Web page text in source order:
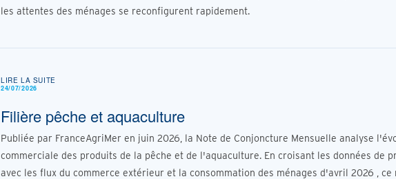
les attentes des ménages se reconfigurent rapidement.
LIRE LA SUITE
24/07/2026
Filière pêche et aquaculture
Publiée par FranceAgriMer en juin 2026, la Note de Conjoncture Mensuelle analyse
commerciale des produits de la pêche et de l'aquaculture. En croisant les données de
avec les flux du commerce extérieur et la consommation des ménages d'avril 2026 ,